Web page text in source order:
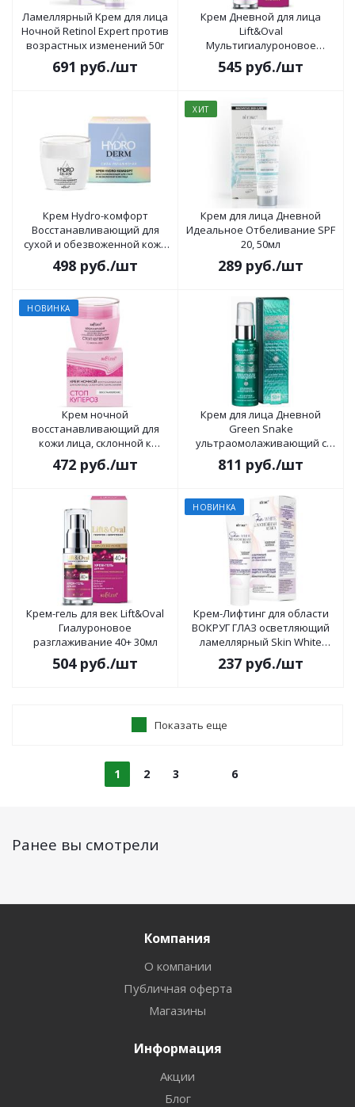
Ламеллярный Крем для лица
Ночной Retinol Expert против
возрастных изменений 50г
691 руб./шт
Крем Дневной для лица
Lift&Oval
Мультигиалуроновое
подтягивание 40+ 50мл
545 руб./шт
Крем Hydro-комфорт
Восстанавливающий для
сухой и обезвоженной кожи
лица HydroDERM Сила
Увлажнения 50мл
498 руб./шт
ХИТ
Крем для лица Дневной
Идеальное Отбеливание SPF
20, 50мл
289 руб./шт
НОВИНКА
Крем ночной
восстанавливающий для
кожи лица, склонной к
покраснениям Стоп купероз
50мл
472 руб./шт
Крем для лица Дневной
Green Snake
ультраомолаживающий с
пептидом змеиного яда 50+,
50г
811 руб./шт
Крем-гель для век Lift&Oval
Гиалуроновое
разглаживание 40+ 30мл
504руб./шт
НОВИНКА
Крем-Лифтинг для области
ВОКРУГ ГЛАЗ осветляющий
ламеллярный Skin White
Белоснежная Кожа 30мл
237 руб./шт
Показать еще
1 2 3 6
Ранее вы смотрели
Компания
О компании
Публичная оферта
Магазины
Информация
Акции
Блог